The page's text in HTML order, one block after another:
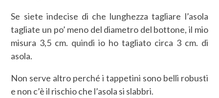
Se siete indecise di che lunghezza tagliare l’asola
tagliate un po’ meno del diametro del bottone, il mio
misura 3,5 cm. quindi io ho tagliato circa 3 cm. di
asola.
Non serve altro perché i tappetini sono belli robusti
e non c’è il rischio che l’asola si slabbri.